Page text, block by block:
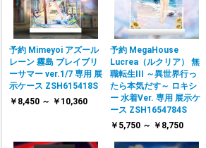
予約 Mimeyoi アズール
レーン 霧島 ブレイブリ
ーサマー ver.1/7 専用 展
示ケース ZSH615418S
￥8,450 ～ ￥10,360
予約 MegaHouse
Lucrea（ルクリア） 無
職転生III ～異世界行っ
たら本気だす～ ロキシ
ー 水着Ver. 専用 展示ケ
ース ZSH1654784S
￥5,750 ～ ￥8,750